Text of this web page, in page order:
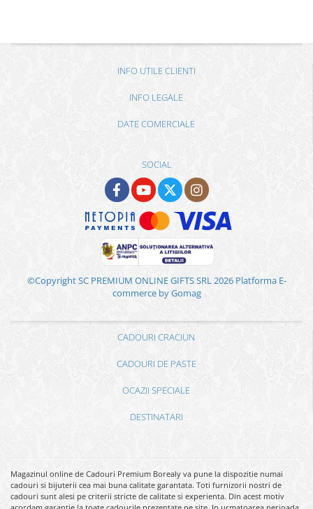
INFO UTILE CLIENTI
INFO LEGALE
DATE COMERCIALE
SOCIAL
©Copyright SC PREMIUM ONLINE GIFTS SRL 2026 Platforma E-
commerce by Gomag
CADOURI CRACIUN
CADOURI DE PASTE
OCAZII SPECIALE
DESTINATARI
Magazinul online de Cadouri Premium Borealy va pune la dispozitie numai
cadouri si bijuterii cea mai buna calitate garantata. Toti furnizorii nostri de
cadouri sunt alesi pe criterii stricte de calitate si experienta. Din acest motiv